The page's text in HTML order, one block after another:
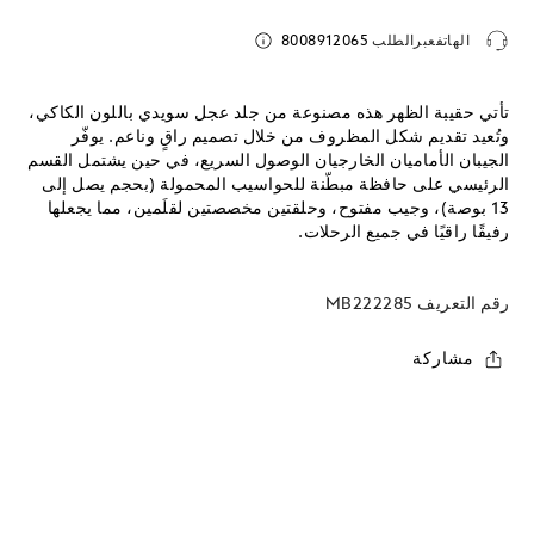
الهاتفعبرالطلب 8008912065
تأتي حقيبة الظهر هذه مصنوعة من جلد عجل سويدي باللون الكاكي،
وتُعيد تقديم شكل المظروف من خلال تصميم راقٍ وناعم. يوفّر
الجيبان الأماميان الخارجيان الوصول السريع، في حين يشتمل القسم
الرئيسي على حافظة مبطّنة للحواسيب المحمولة (بحجم يصل إلى
13 بوصة)، وجيب مفتوح، وحلقتين مخصصتين لقلَمين، مما يجعلها
رفيقًا راقيًا في جميع الرحلات.
رقم التعريف MB222285
مشاركة